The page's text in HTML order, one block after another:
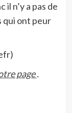
il n’y a pas de
qui ont peur
page.